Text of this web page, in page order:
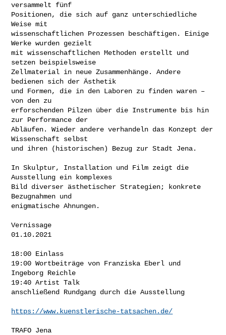
versammelt fünf
Positionen, die sich auf ganz unterschiedliche
Weise mit
wissenschaftlichen Prozessen beschäftigen. Einige
Werke wurden gezielt
mit wissenschaftlichen Methoden erstellt und
setzen beispielsweise
Zellmaterial in neue Zusammenhänge. Andere
bedienen sich der Ästhetik
und Formen, die in den Laboren zu finden waren –
von den zu
erforschenden Pilzen über die Instrumente bis hin
zur Performance der
Abläufen. Wieder andere verhandeln das Konzept der
Wissenschaft selbst
und ihren (historischen) Bezug zur Stadt Jena.
In Skulptur, Installation und Film zeigt die
Ausstellung ein komplexes
Bild diverser ästhetischer Strategien; konkrete
Bezugnahmen und
enigmatische Ahnungen.
Vernissage
01.10.2021
18:00 Einlass
19:00 Wortbeiträge von Franziska Eberl und
Ingeborg Reichle
19:40 Artist Talk
anschließend Rundgang durch die Ausstellung
https://www.kuenstlerische-tatsachen.de/
TRAFO Jena